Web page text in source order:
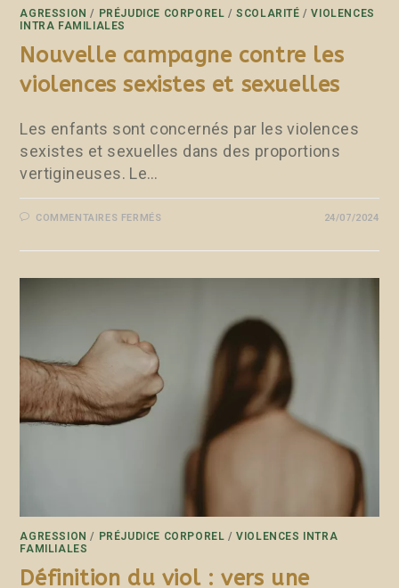
AGRESSION / PRÉJUDICE CORPOREL /SCOLARITÉ /VIOLENCES
INTRA FAMILIALES
Nouvelle campagne contre les
violences sexistes et sexuelles
Les enfants sont concernés par les violences
sexistes et sexuelles dans des proportions
vertigineuses. Le…
COMMENTAIRES FERMÉS 24/07/2024
AGRESSION / PRÉJUDICE CORPOREL /VIOLENCES INTRA
FAMILIALES
Définition du viol : vers une